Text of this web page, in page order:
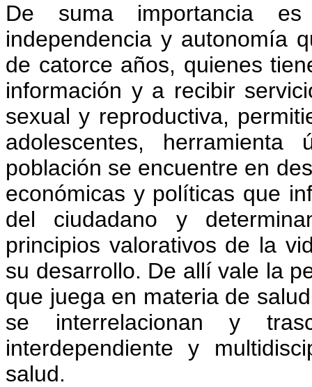
De suma importancia
independencia y autonomía
de catorce años, quienes
información y a recibir
sexual y reproductiva,
adolescentes,
población se encuentre en
económicas y políticas que
del ciudadano y
principios valorativos de la
su desarrollo. De allí vale la
que juega en materia de
se interrelacionan y
interdependiente y
salud.